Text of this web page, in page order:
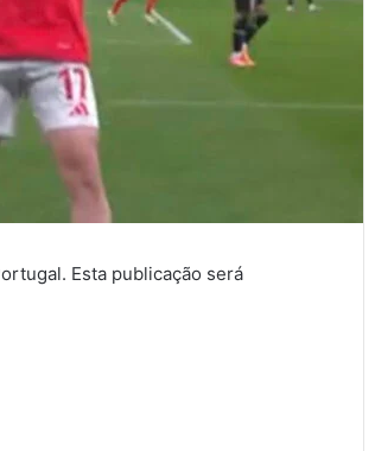
Esta publicação será